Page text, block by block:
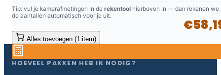
Tip: vul je kamerafmetingen in de rekentool hierboven in — dan rekenen we
de aantallen automatisch voor je uit.
Alles toevoegen (1 item)
HOEVEEL PAKKEN HEB IK NODIG?